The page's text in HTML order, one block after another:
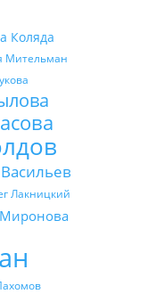
Коляда
Мительман
Лакницкий